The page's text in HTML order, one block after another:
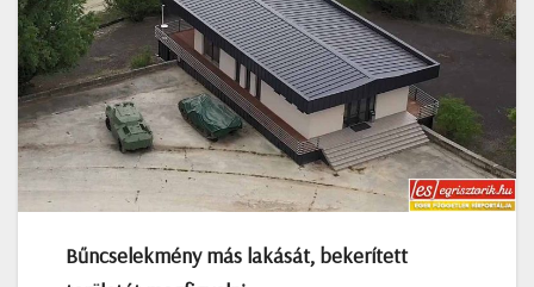
Bűncselekmény más lakását, bekerített